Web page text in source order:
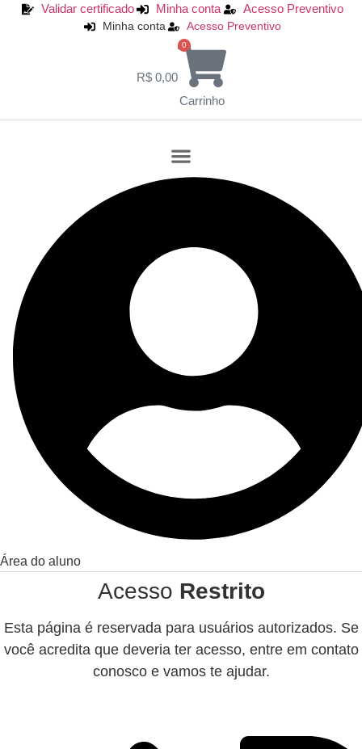
Validar certificado Minha conta Acesso Preventivo
Minha conta Acesso Preventivo
R$0,00
0
Carrinho
Área do aluno
Acesso Restrito
Esta página é reservada para usuários autorizados. Se
você acredita que deveria ter acesso, entre em contato
conosco e vamos te ajudar.